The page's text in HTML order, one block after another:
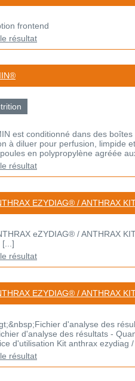
frontend
résultat
est conditionné dans des boîtes
à diluer pour perfusion, limpide
en polypropylène agréée
résultat
EZYDIAG® / ANTHRAX
eZYDIAG® / ANTHRAX
[...]
résultat
EZYDIAG® / ANTHRAX
d'analyse des
d'analyse des résultats -
d'utilisation Kit anthrax ezydiag
résultat